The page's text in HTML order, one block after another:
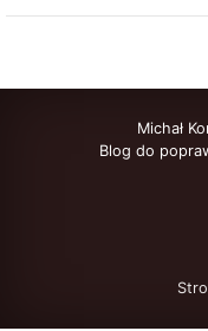
Michał
Blog do